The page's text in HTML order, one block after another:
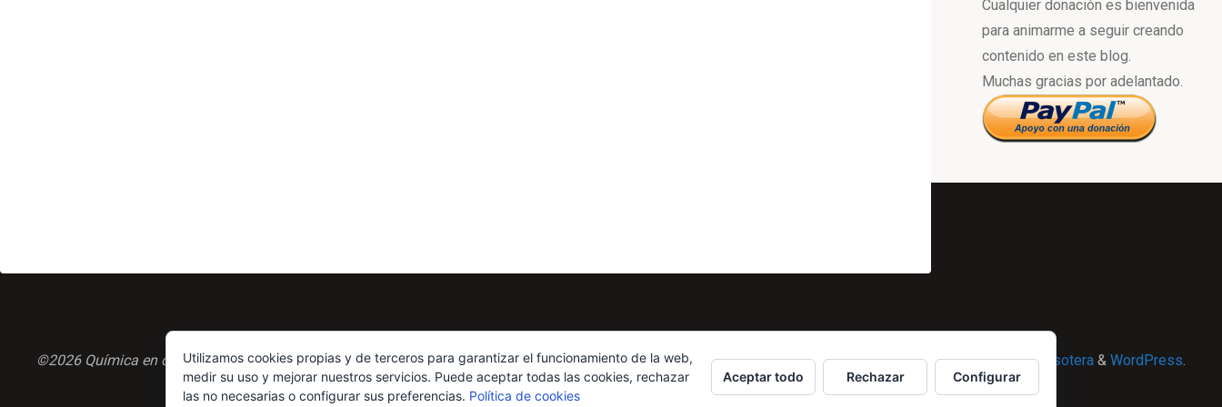
Cualquier donación es bienvenida
para animarme a seguir creando
contenido en este blog.
Muchas gracias por adelantado.
Powered by Esotera & WordPress.
©2026 Química en casa.comUtilizamos cookies propias y de terceros para garantizar el funcionamiento de la web,
medir su uso y mejorar nuestros servicios. Puede aceptar todas las cookies, rechazar
las no necesarias o configurar sus preferencias. Política de cookies
Aceptar todo Rechazar Configurar